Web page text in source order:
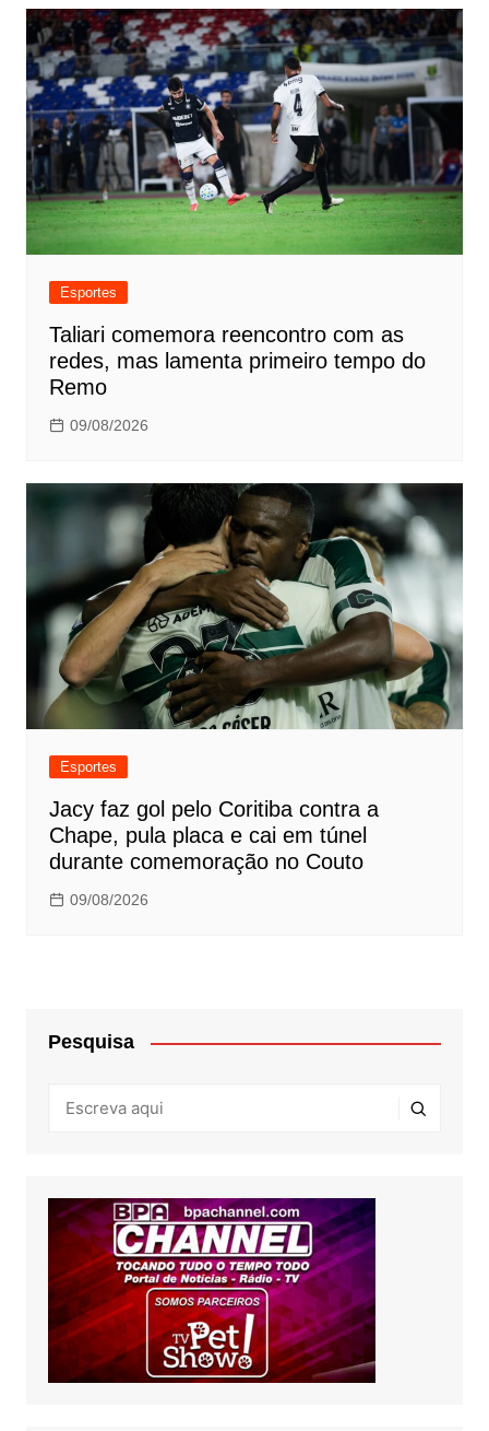
Esportes
Taliari comemora reencontro com as
redes, mas lamenta primeiro tempo do
Remo
09/08/2026
Esportes
Jacy faz gol pelo Coritiba contra a
Chape, pula placa e cai em túnel
durante comemoração no Couto
09/08/2026
Pesquisa